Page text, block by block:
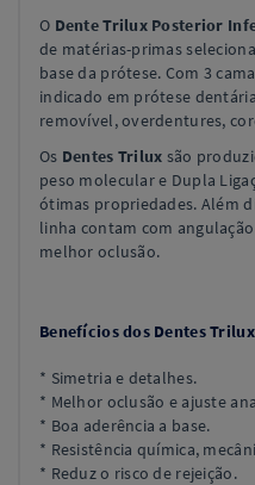
O Dente Trilux Posterior
de matérias-primas
base da prótese. Com 3
indicado em prótese
removível, overdentures,
Os Dentes Trilux são
peso molecular e Dupla
ótimas propriedades. Além
linha contam com
melhor oclusão.
Benefícios dos Dentes
* Simetria e detalhes.
* Melhor oclusão e ajuste
* Boa aderência a base.
* Resistência química,
* Reduz o risco de rejeição.